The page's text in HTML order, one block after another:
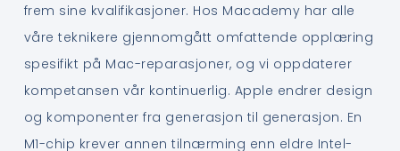
frem sine kvalifikasjoner. Hos Macademy har alle
våre teknikere gjennomgått omfattende opplæring
spesifikt på Mac-reparasjoner, og vi oppdaterer
kompetansen vår kontinuerlig. Apple endrer design
og komponenter fra generasjon til generasjon. En
M1-chip krever annen tilnærming enn eldre Intel-